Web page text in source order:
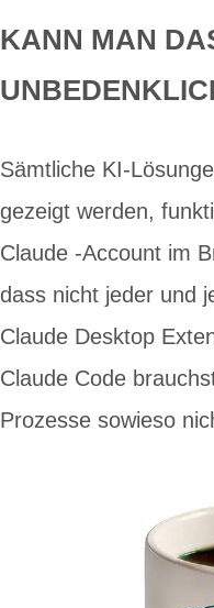
KANN MAN
Sämtliche KI-
gezeigt werden,
Claude -Account im
dass nicht jeder und
Claude Desktop
Claude Code
Prozesse sowieso